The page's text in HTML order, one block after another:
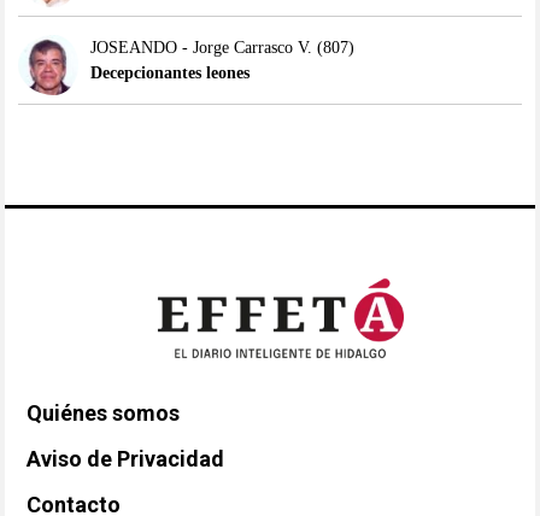
JOSEANDO - Jorge Carrasco V. (807)
Decepcionantes leones
Quiénes somos
Aviso de Privacidad
Contacto